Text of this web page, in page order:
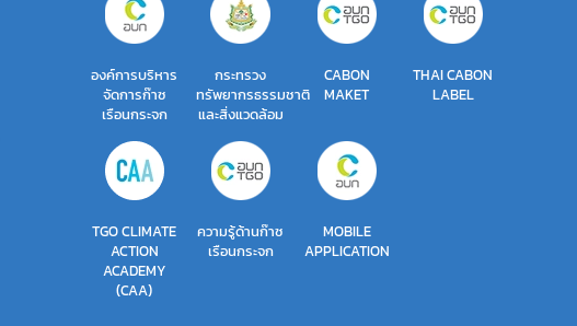
องค์การบริหาร
จัดการก๊าซ
เรือนกระจก
กระทรวง
ทรัพยากรธรรมชาติ
และสิ่งแวดล้อม
CABON
MAKET
THAI CABON
LABEL
TGO CLIMATE
ACTION
ACADEMY
(CAA)
ความรู้ด้านก๊าซ
เรือนกระจก
MOBILE
APPLICATION